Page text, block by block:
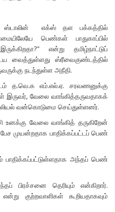
ஸ்டாலின் எக்ஸ் தள பக்கத்தில்
பெண்கள் பாதுகாப்பில்
என்று தமிழ்நாட்டுப்
வைத்துள்ளது ஸ்ரீவைகுண்டத்தில்
நடந்துள்ள அநீதி.
எம்.எல்.ஏ. சரவணனுக்கு
இருவர், வேலை வாங்கித்தருவதாகக்
வன்கொடுமை செய்துள்ளனர்.
உனக்கு வேலை வாங்கித் தருகிறேன்
முயன்றதாக பாதிக்கப்பட்டப் பெண்
அந்தப் பெண்
பிரச்சனை தெரியும் என்கிறார்.
குற்றவாளிகள் கூறியதாகவும்